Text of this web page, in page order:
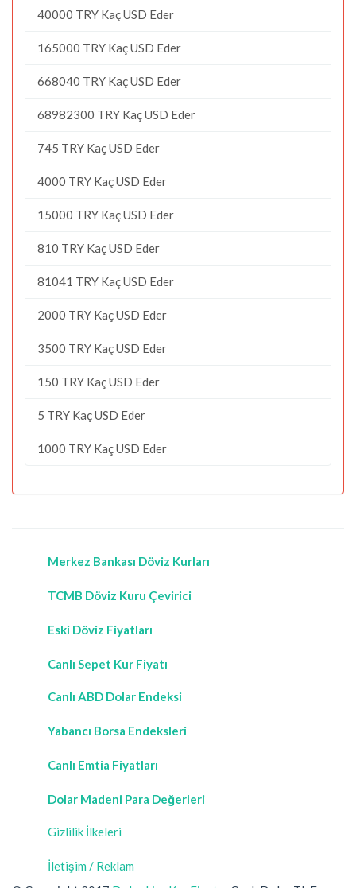
40000 TRY Kaç USD Eder
165000 TRY Kaç USD Eder
668040 TRY Kaç USD Eder
68982300 TRY Kaç USD Eder
745 TRY Kaç USD Eder
4000 TRY Kaç USD Eder
15000 TRY Kaç USD Eder
810 TRY Kaç USD Eder
81041 TRY Kaç USD Eder
2000 TRY Kaç USD Eder
3500 TRY Kaç USD Eder
150 TRY Kaç USD Eder
5 TRY Kaç USD Eder
1000 TRY Kaç USD Eder
Merkez Bankası Döviz Kurları
TCMB Döviz Kuru Çevirici
Eski Döviz Fiyatları
Canlı Sepet Kur Fiyatı
Canlı ABD Dolar Endeksi
Yabancı Borsa Endeksleri
Canlı Emtia Fiyatları
Dolar Madeni Para Değerleri
Gizlilik İlkeleri
İletişim / Reklam